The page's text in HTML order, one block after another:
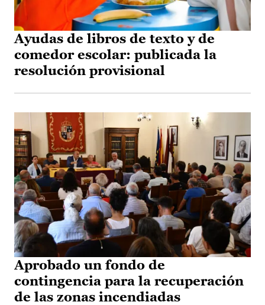
Ayudas de libros de texto y de
comedor escolar: publicada la
resolución provisional
Aprobado un fondo de
contingencia para la recuperación
de las zonas incendiadas